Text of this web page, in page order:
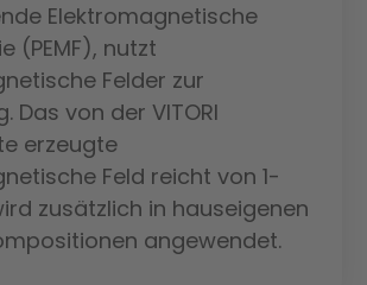
Elektromagnetische
(PEMF), nutzt
Felder zur
Das von der VITORI
erzeugte
Feld reicht von 1-
zusätzlich in hauseigenen
angewendet.